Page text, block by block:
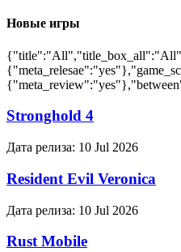
Новые игры
Stronghold 4
Дата релиза: 10 Jul 2026
Resident Evil Veronica
Дата релиза: 10 Jul 2026
Rust Mobile